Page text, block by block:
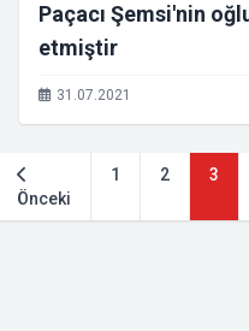
Paçacı Şemsi'nin
etmiştir
31.07.2021
Önceki
1 2 3